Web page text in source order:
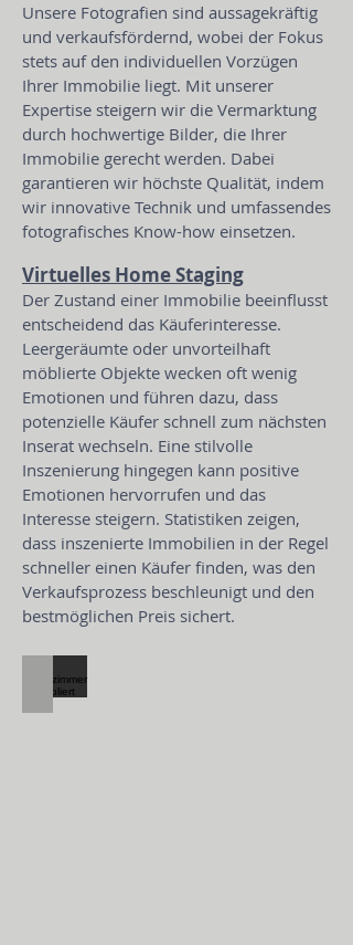
Unsere Fotografien sind aussagekräftig
und verkaufsfördernd, wobei der Fokus
stets auf den individuellen Vorzügen
Ihrer Immobilie liegt. Mit unserer
Expertise steigern wir die Vermarktung
durch hochwertige Bilder, die Ihrer
Immobilie gerecht werden. Dabei
garantieren wir höchste Qualität, indem
wir innovative Technik und umfassendes
fotografisches Know-how einsetzen.
Virtuelles Home Staging
Der Zustand einer Immobilie beeinflusst
entscheidend das Käuferinteresse.
Leergeräumte oder unvorteilhaft
möblierte Objekte wecken oft wenig
Emotionen und führen dazu, dass
potenzielle Käufer schnell zum nächsten
Inserat wechseln. Eine stilvolle
Inszenierung hingegen kann positive
Emotionen hervorrufen und das
Interesse steigern. Statistiken zeigen,
dass inszenierte Immobilien in der Regel
schneller einen Käufer finden, was den
Verkaufsprozess beschleunigt und den
bestmöglichen Preis sichert.
Wohnzimmer unmöbliert